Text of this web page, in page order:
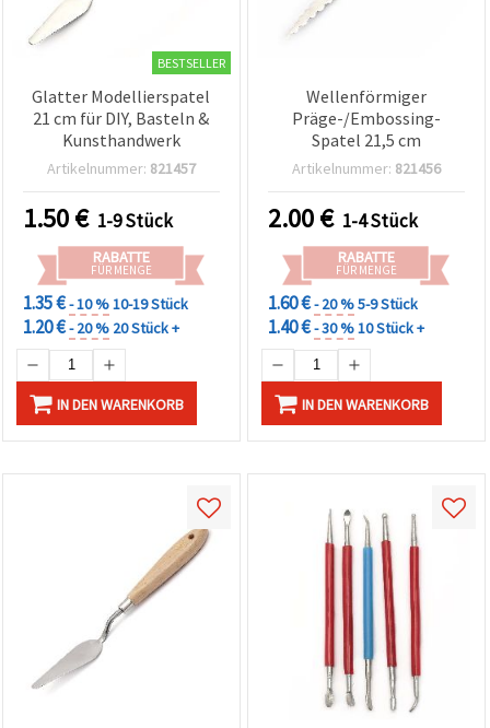
BESTSELLER
Glatter Modellierspatel
21 cm für DIY, Basteln &
Kunsthandwerk
Artikelnummer: 821457
1.50€ 1-9 Stück
RABATTE
FÜR MENGE
1.35 €- 10 %10-19 Stück
1.20 €- 20 % 20 Stück +
IN DEN WARENKORB
Wellenförmiger
Präge-/Embossing-
Spatel 21,5 cm
Artikelnummer: 821456
2.00€ 1-4 Stück
RABATTE
FÜR MENGE
1.60 €- 20 %5-9 Stück
1.40 €- 30 %10 Stück +
IN DEN WARENKORB